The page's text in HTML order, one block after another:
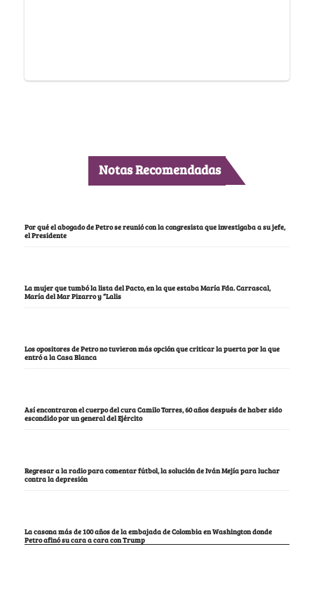
Notas Recomendadas
Por qué el abogado de Petro se reunió con la congresista que investigaba a su jefe,
el Presidente
La mujer que tumbó la lista del Pacto, en la que estaba María Fda. Carrascal,
María del Mar Pizarro y “Lalis
Los opositores de Petro no tuvieron más opción que criticar la puerta por la que
entró a la Casa Blanca
Así encontraron el cuerpo del cura Camilo Torres, 60 años después de haber sido
escondido por un general del Ejército
Regresar a la radio para comentar fútbol, la solución de Iván Mejía para luchar
contra la depresión
La casona más de 100 años de la embajada de Colombia en Washington donde
Petro afinó su cara a cara con Trump